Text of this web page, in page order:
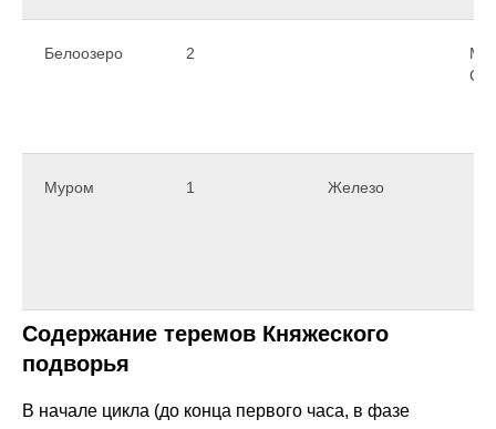
Белоозеро 2
Муром 1 Железо
Содержание теремов Княжеского
подворья
В начале цикла (до конца первого часа, в фазе